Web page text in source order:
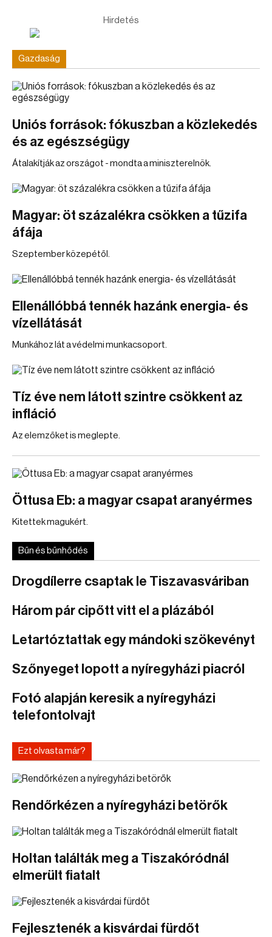
Hirdetés
Gazdaság
Uniós források: fókuszban a közlekedés
és az egészségügy
Átalakítják az országot - mondta a miniszterelnök.
Magyar: öt százalékra csökken a tűzifa
áfája
Szeptember közepétől.
Ellenállóbbá tennék hazánk energia- és
vízellátását
Munkához lát a védelmi munkacsoport.
Tíz éve nem látott szintre csökkent az
infláció
Az elemzőket is meglepte.
Öttusa Eb: a magyar csapat aranyérmes
Kitettek magukért.
Bűn és bűnhődés
Drogdílerre csaptak le Tiszavasváriban
Három pár cipőtt vitt el a plázából
Letartóztattak egy mándoki szökevényt
Szőnyeget lopott a nyíregyházi piacról
Fotó alapján keresik a nyíregyházi
telefontolvajt
Ezt olvasta már?
Rendőrkézen a nyíregyházi betörők
Holtan találták meg a Tiszakóródnál
elmerült fiatalt
Fejlesztenék a kisvárdai fürdőt